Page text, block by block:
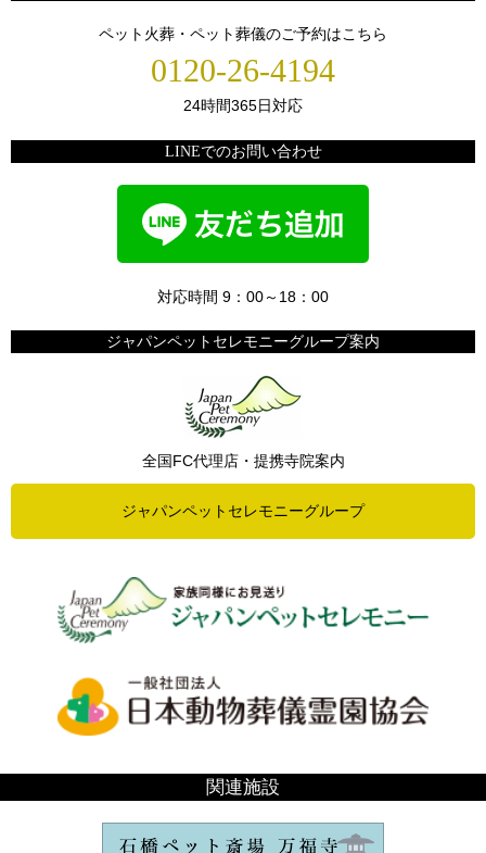
ペット火葬・ペット葬儀のご予約はこちら
0120-26-4194
24時間365日対応
LINEでのお問い合わせ
対応時間 9：00～18：00
ジャパンペットセレモニーグループ案内
全国FC代理店・提携寺院案内
ジャパンペットセレモニーグループ
関連施設